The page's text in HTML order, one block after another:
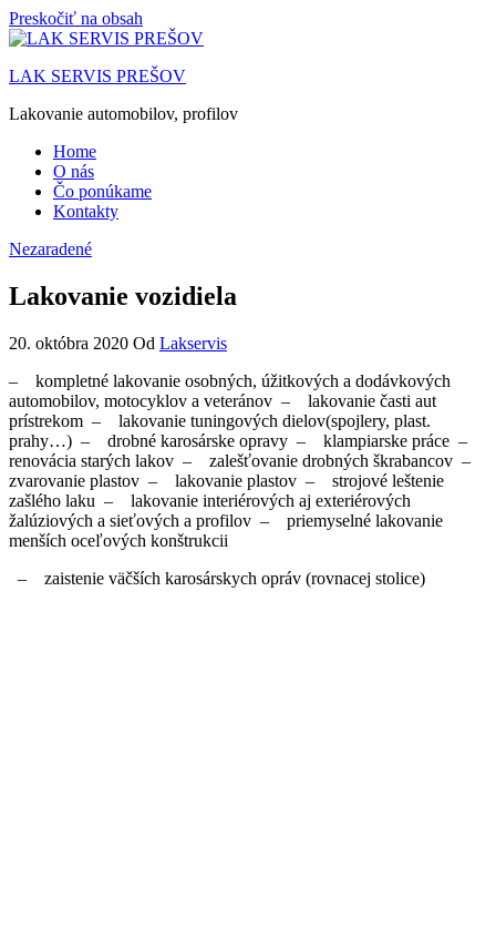
Preskočiť na obsah
LAK SERVIS PREŠOV
Lakovanie automobilov, profilov
Home
O nás
Čo ponúkame
Kontakty
Nezaradené
Lakovanie vozidiela
20. októbra 2020 Od Lakservis
– kompletné lakovanie osobných, úžitkových a dodávkových
automobilov, motocyklov a veteránov – lakovanie časti aut
prístrekom – lakovanie tuningových dielov(spojlery, plast.
prahy…) – drobné karosárske opravy – klampiarske práce –
renovácia starých lakov – zalešťovanie drobných škrabancov –
zvarovanie plastov – lakovanie plastov – strojové leštenie
zašlého laku – lakovanie interiérových aj exteriérových
žalúziových a sieťových a profilov – priemyselné lakovanie
menších oceľových konštrukcii
– zaistenie väčších karosárskych opráv (rovnacej stolice)